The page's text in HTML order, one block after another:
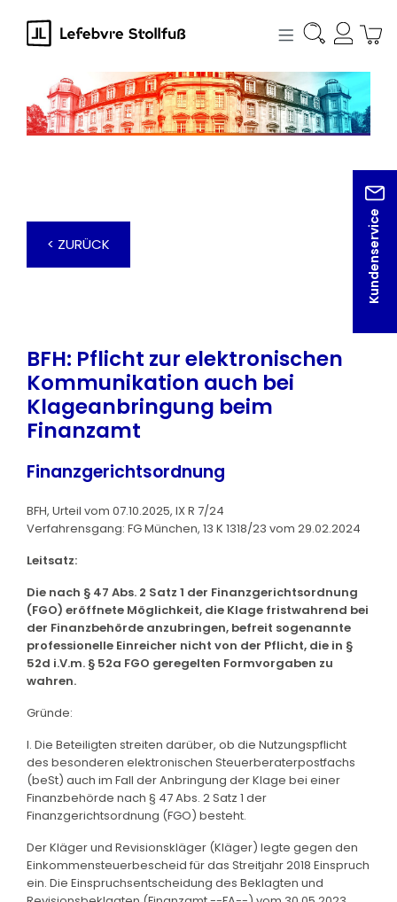
springen
Kundenservice
< ZURÜCK
BFH: Pflicht zur elektronischen
Kommunikation auch bei
Klageanbringung beim
Finanzamt
Finanzgerichtsordnung
BFH, Urteil vom 07.10.2025, IX R 7/24
Verfahrensgang: FG München, 13 K 1318/23 vom 29.02.2024
Leitsatz:
Die nach § 47 Abs. 2 Satz 1 der Finanzgerichtsordnung
(FGO) eröffnete Möglichkeit, die Klage fristwahrend bei
der Finanzbehörde anzubringen, befreit sogenannte
professionelle Einreicher nicht von der Pflicht, die in §
52d i.V.m. § 52a FGO geregelten Formvorgaben zu
wahren.
Gründe:
I. Die Beteiligten streiten darüber, ob die Nutzungspflicht
des besonderen elektronischen Steuerberaterpostfachs
(beSt) auch im Fall der Anbringung der Klage bei einer
Finanzbehörde nach § 47 Abs. 2 Satz 1 der
Finanzgerichtsordnung (FGO) besteht.
Der Kläger und Revisionskläger (Kläger) legte gegen den
Einkommensteuerbescheid für das Streitjahr 2018 Einspruch
ein. Die Einspruchsentscheidung des Beklagten und